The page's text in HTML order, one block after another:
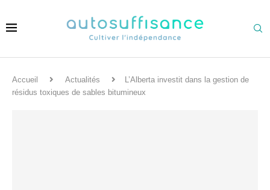
Accueil Actualités
L’Alberta investit dans la gestion de
résidus toxiques de sables bitumineux